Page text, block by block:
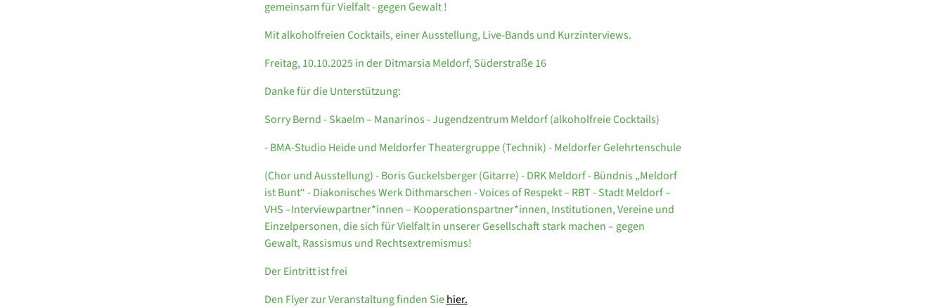
gemeinsam für Vielfalt - gegen Gewalt !
Mit alkoholfreien Cocktails, einer Ausstellung, Live-Bands und Kurzinterviews.
Freitag, 10.10.2025 in der Ditmarsia Meldorf, Süderstraße 16
Danke für die Unterstützung:
Sorry Bernd - Skaelm – Manarinos - Jugendzentrum Meldorf (alkoholfreie Cocktails)
- BMA-Studio Heide und Meldorfer Theatergruppe (Technik) - Meldorfer Gelehrtenschule
(Chor und Ausstellung) - Boris Guckelsberger (Gitarre) - DRK Meldorf - Bündnis „Meldorf
ist Bunt“ - Diakonisches Werk Dithmarschen - Voices of Respekt – RBT - Stadt Meldorf –
VHS –Interviewpartner*innen – Kooperationspartner*innen, Institutionen, Vereine und
Einzelpersonen, die sich für Vielfalt in unserer Gesellschaft stark machen – gegen
Gewalt, Rassismus und Rechtsextremismus!
Der Eintritt ist frei
Den Flyer zur Veranstaltung finden Siehier.